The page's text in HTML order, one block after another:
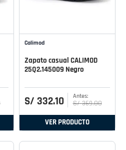
Calimod
Zapato casual CALIMOD
25Q2.145009 Negro
S/ 332.10 S/ 369.00
VER PRODUCTO